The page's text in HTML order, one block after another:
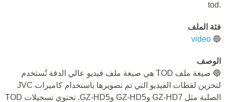
.tod
فئة الملف
🔵
video
الوصف
🔵 صيغة ملف TOD هي صيغة ملف فيديو عالي الدقة تُستخدم
لتخزين لقطات الفيديو التي تم تصويرها باستخدام كاميرات JVC
الصلبة مثل GZ-HD7 وGZ-HD5 وGZ-HD5. تحتوي تسجيلات TOD